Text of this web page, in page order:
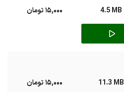
4.5 MB 15,000 تومان
11.3 MB 15,000 تومان